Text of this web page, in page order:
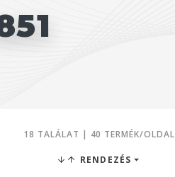
18 TALÁLAT | 40 TERMÉK/OLDAL
RENDEZÉS